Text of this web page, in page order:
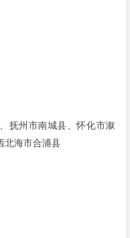
抚州市南城县、怀化市溆
北海市合浦县